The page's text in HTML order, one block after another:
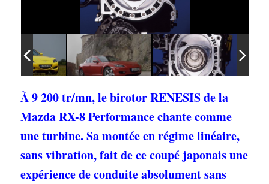
À 9 200 tr/mn, le birotor RENESIS de la
Mazda RX-8 Performance chante comme
une turbine. Sa montée en régime linéaire,
sans vibration, fait de ce coupé japonais une
expérience de conduite absolument sans